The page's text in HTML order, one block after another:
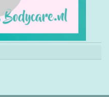
Gemêleerde kleuren: 50%